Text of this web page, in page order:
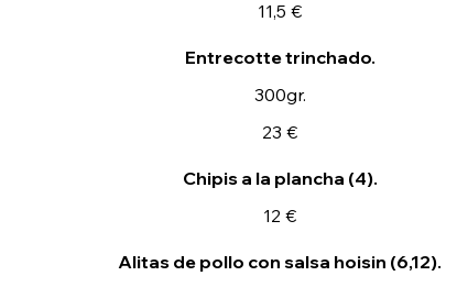
11,5 €
Entrecotte trinchado.
300gr.
23 €
Chipis a la plancha (4).
12 €
Alitas de pollo con salsa hoisin (6,12).